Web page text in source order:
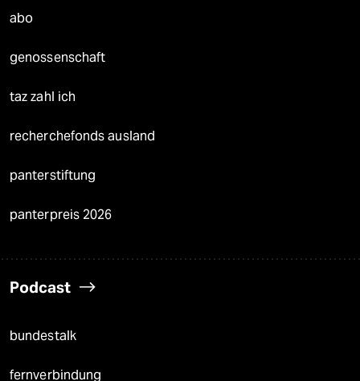
abo
genossenschaft
taz zahl ich
recherchefonds ausland
panterstiftung
panterpreis 2026
Podcast
bundestalk
fernverbindung